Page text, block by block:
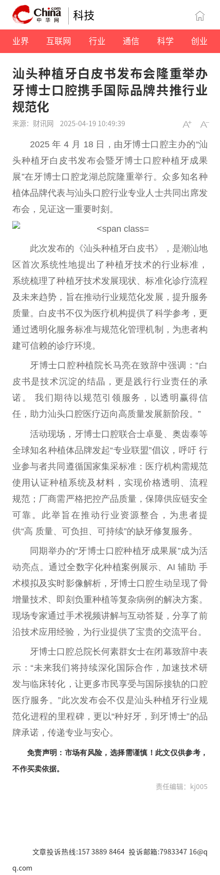
科技
业界 互联网 行业 通信 科学 创业
汕头种植牙白皮书发布会隆重举办
牙博士口腔携手国际品牌共推行业
规范化
来源：财讯网 2025-04-19 10:49:39
2025 年 4 月 18 日，由牙博士口腔主办的“汕
头种植牙白皮书发布会暨牙博士口腔种植牙成果
展”在牙博士口腔龙湖总 院隆重举行。众多知名种
植体品牌代表与汕头口腔行业专业人士共同出席发
布会，见证这一重要时刻。
此次发布的《汕头种植牙白皮书》，是潮汕地
区首次系统性地提出 了种植牙技术的行业标准，
系统梳理了种植牙技术发展现状、标准化诊疗流程
及未来趋势，旨在推动行业规范化发展，提升服务
质量。白皮书不仅为医疗机构提供了科学参考，更
通过透明化服务标准与规范化管理机制，为患者构
建可信赖的诊疗环境。
牙博士口腔种植院长马亮在致辞中强调：“白
皮书是技术沉淀的结晶，更是践行行业责任的承
诺。 我们期待以规范引领服务，以透明赢得信
任，助力汕头口腔医疗迈向高质量发展新阶段。”
活动现场，牙博士口腔联合士卓曼、奥齿泰等
全球知名种植体品牌发起“专业联盟”倡议，呼吁 行
业参与者共同遵循国家集采标准：医疗机构需规范
使用认证种植系统及材料，实现价格透明、流程
规范；厂商需严格把控产品质量，保障供应链安全
可靠。此举旨在推动行业资源整合，为患者提
供“高 质量、可负担、可持续”的缺牙修复服务。
同期举办的“牙博士口腔种植牙成果展”成为活
动亮点。通过全数字化种植案例展示、AI 辅助 手
术模拟及实时影像解析，牙博士口腔生动呈现了骨
增量技术、即刻负重种植等复杂病例的解决方案。
现场专家通过手术视频讲解与互动答疑，分享了前
沿技术应用经验，为行业提供了宝贵的交流平台 。
牙博士口腔总 院长何素群女士在闭幕致辞中表
示：“未来我们将持续深化国际合作，加速技术研
发与临床转化，让更多市民享受与国际接轨的口腔
医疗服务。”此次发布会不仅是汕头种植牙行业规
范化进程的里程碑，更以“种好牙，到牙博士”的品
牌承诺，传递专业与安心。
免责声明：市场有风险，选择需谨慎！此文仅供参考，
不作买卖依据。
责任编辑：kj005
文章投诉热线:157 3889 8464 投诉邮箱:7983347 16@q
q.com